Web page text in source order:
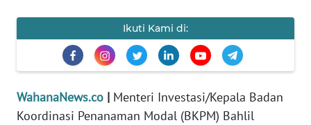
Ikuti Kami di:
WahanaNews.co | Menteri Investasi/Kepala Badan
Koordinasi Penanaman Modal (BKPM) Bahlil
EDITORIAL